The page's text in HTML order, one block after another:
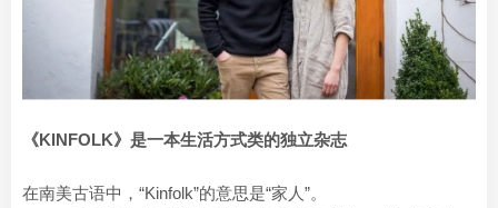
《KINFOLK》是一本生活方式类的独立杂志
在南美古语中，“Kinfolk”的意思是“家人”。